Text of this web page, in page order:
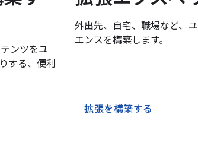
ンツをユ
する、便利
外出先、自宅、職場など、
エンスを構築します。
拡張を構築する